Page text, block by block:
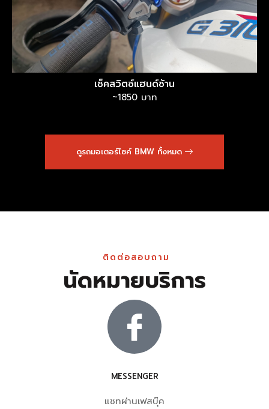
เช็คสวิตซ์แฮนด์ซ้าน
~1850 บาท
ดูรถมอเตอร์ไซค์ BMW ทั้งหมด
ติดต่อสอบถาม
นัดหมายบริการ
MESSENGER
แชทผ่านเฟสบุ๊ค